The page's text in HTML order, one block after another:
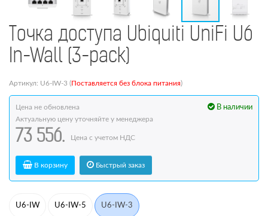
Точка доступа Ubiquiti UniFi U6
In-Wall (3-pack)
Артикул: U6-IW-3 (Поставляется без блока питания)
В наличии
Цена не обновлена
Актуальную цену уточняйте у менеджера
73 556. Цена с учетом НДС
В корзину Быстрый заказ
U6-IW U6-IW-5 U6-IW-3